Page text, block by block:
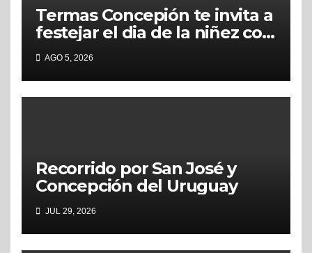
Termas Concepión te invita a
festejar el dia de la niñez con
grandes beneficios
AGO 5, 2026
Recorrido por San José y
Concepción del Uruguay
JUL 29, 2026